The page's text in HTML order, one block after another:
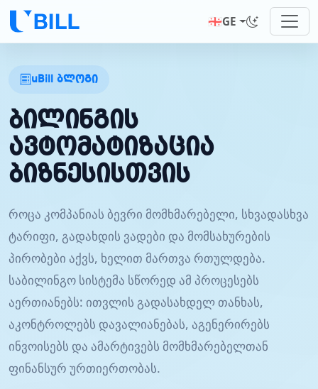
🇬🇪GE
uBill ბლოგი
ბილინგის
ავტომატიზაცია
ბიზნესისთვის
როცა კომპანიას ბევრი მომხმარებელი, სხვადასხვა
ტარიფი, გადახდის ვადები და მომსახურების
პირობები აქვს, ხელით მართვა რთულდება.
საბილინგო სისტემა სწორედ ამ პროცესებს
აერთიანებს: ითვლის გადასახდელ თანხას,
აკონტროლებს დავალიანებას, აგენერირებს
ინვოისებს და ამარტივებს მომხმარებელთან
ფინანსურ ურთიერთობას.